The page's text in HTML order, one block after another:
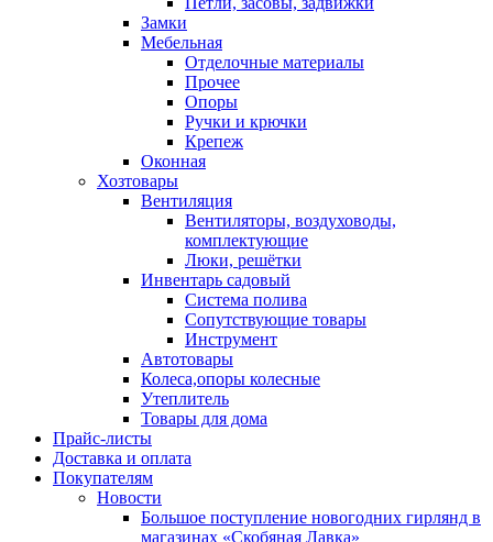
Замки
Мебельная
Отделочные материалы
Прочее
Опоры
Ручки и крючки
Крепеж
Оконная
Хозтовары
Вентиляция
Вентиляторы, воздуховоды,
комплектующие
Люки, решётки
Инвентарь садовый
Система полива
Сопутствующие товары
Инструмент
Автотовары
Колеса,опоры колесные
Утеплитель
Товары для дома
Прайс-листы
Доставка и оплата
Покупателям
Новости
Большое поступление новогодних гирлянд в
магазинах «Скобяная Лавка»